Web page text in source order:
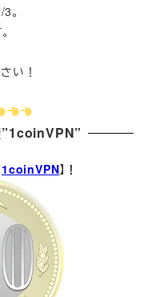
。
い！
”1coinVPN”
1coinVPN】！